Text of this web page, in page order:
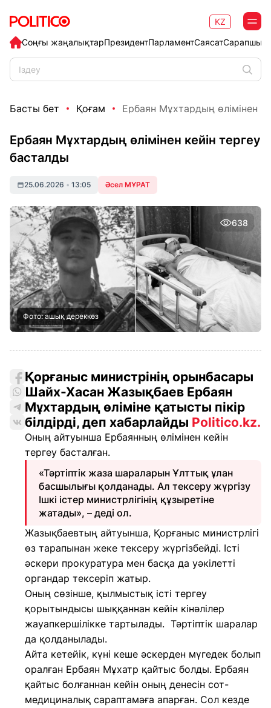
Соңғы жаңалықтарПрезидентПарламентСаясат
KZ
Басты бет Қоғам Ербаян Мұхтардың өлімінен
Ербаян Мұхтардың өлімінен кейін тергеу
басталды
25.06.2026 • 13:05 Әсел МҰРАТ
638
Фото: ашық дереккөз
Қорғаныс министрінің орынбасары
Шайх-Хасан Жазықбаев Ербаян
Мұхтардың өліміне қатысты пікір
білдірді, деп хабарлайды Politico.kz.
Оның айтуынша Ербаянның өлімінен кейін
тергеу басталған.
«Тәртіптік жаза шараларын Ұлттық ұлан
басшылығы қолданады. Ал тексеру жүргізу
Ішкі істер министрлігінің құзыретіне
жатады», – деді ол.
Жазықбаевтың айтуынша, Қорғаныс министрлігі
өз тарапынан жеке тексеру жүргізбейді. Істі
әскери прокуратура мен басқа да уәкілетті
органдар тексеріп жатыр.
Оның сөзінше, қылмыстық істі тергеу
қорытындысы шыққаннан кейін кінәлілер
жауапкершілікке тартылады. Тәртіптік шаралар
да қолданылады.
Айта кетейік, күні кеше әскерден мүгедек болып
оралған Ербаян Мұхатр қайтыс болды. Ербаян
қайтыс болғаннан кейін оның денесін сот-
медициналық сараптамаға апарған. Сол кезде